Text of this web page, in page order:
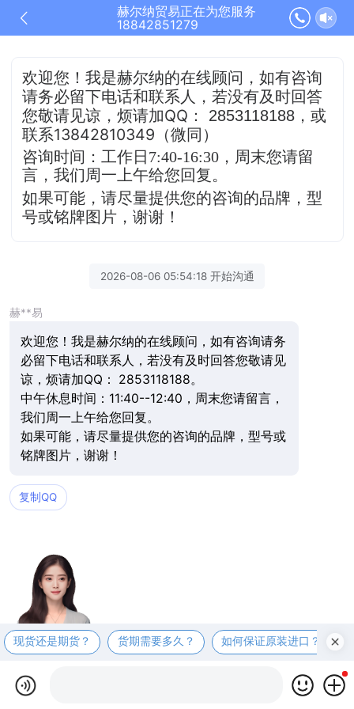
赫尔纳贸易正在为您服务
18842851279
欢迎您！我是赫尔纳的在线顾问，如有咨询
请务必留下电话和联系人，若没有及时回答
您敬请见谅，烦请加QQ ： 2853118188 ，或
联系13842810349（微同）
咨询时间：工作日7:40-16:30， 周末您请留
言，我们周一上午给您回复。
如果可能，请尽量提供您的咨询的品牌，型
号或铭牌图片，谢谢！
2026-08-06 05:54:18 开始沟通
赫**易
欢迎您！我是赫尔纳的在线顾问，如有咨询请务
必留下电话和联系人，若没有及时回答您敬请见
谅，烦请加QQ： 2853118188。
中午休息时间：11:40--12:40，周末您请留言，
我们周一上午给您回复。
如果可能，请尽量提供您的咨询的品牌，型号或
铭牌图片，谢谢！
复制QQ
现货还是期货？ 货期需要多久？ 如何保证原装进口？